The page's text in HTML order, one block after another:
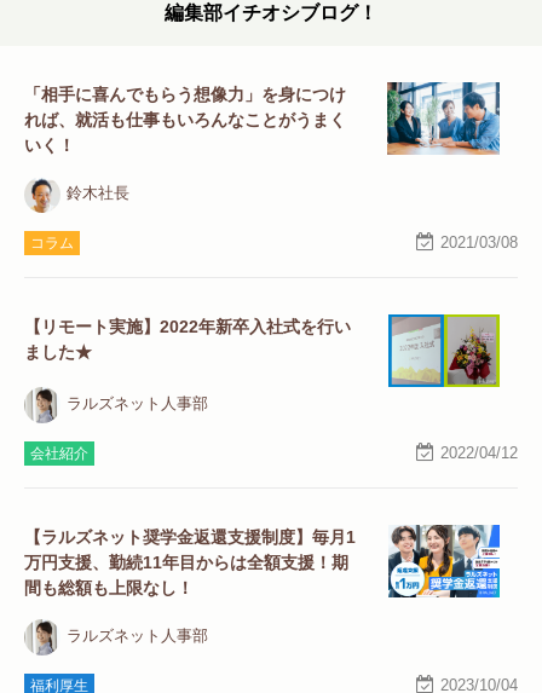
編集部イチオシブログ！
「相手に喜んでもらう想像力」を身につけ
れば、就活も仕事もいろんなことがうまく
いく！
鈴木社長
コラム 2021/03/08
【リモート実施】2022年新卒入社式を行い
ました★
ラルズネット人事部
会社紹介 2022/04/12
【ラルズネット奨学金返還支援制度】毎月1
万円支援、勤続11年目からは全額支援！期
間も総額も上限なし！
ラルズネット人事部
福利厚生 2023/10/04